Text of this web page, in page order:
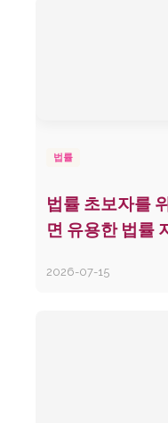
법률
법률 초보자를
면 유용한 법률
2026-07-15